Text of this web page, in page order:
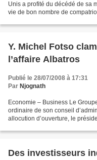
Unis a profité du décédé de sa
vie de bon nombre de
Y. Michel Fotso
l’affaire Albatros
Publié le 28/07/2008 à 17:31
Par Njognath
Economie – Business Le
ordinaire de son conseil
allocution d’ouverture, le
Des investisseurs